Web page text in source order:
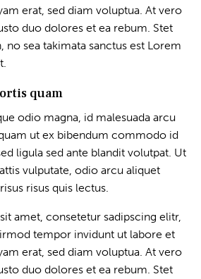
erat, sed diam voluptua. At vero
duo dolores et ea rebum. Stet
no sea takimata sanctus est Lorem
quam
odio magna, id malesuada arcu
ut ex bibendum commodo id
ligula sed ante blandit volutpat. Ut
vulputate, odio arcu aliquet
risus quis lectus.
amet, consetetur sadipscing elitr,
tempor invidunt ut labore et
erat, sed diam voluptua. At vero
duo dolores et ea rebum. Stet